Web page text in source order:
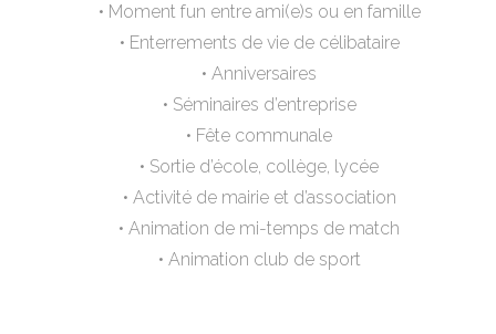
• Moment fun entre ami(e)s ou en famille
• Enterrements de vie de célibataire
• Anniversaires
• Séminaires d’entreprise
• Fête communale
• Sortie d’école, collège, lycée
• Activité de mairie et d’association
• Animation de mi-temps de match
• Animation club de sport